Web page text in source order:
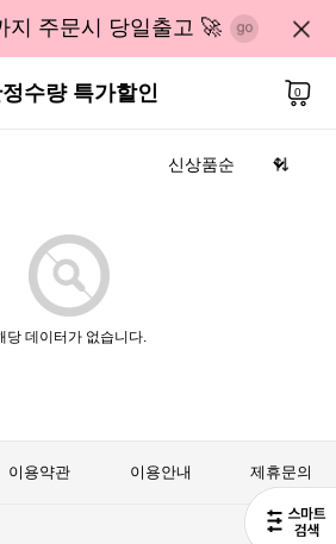
지 주문시 당일출고 🚀
수량 특가할인 0
당 데이터가 없습니다.
이용약관 이용안내 제휴문의